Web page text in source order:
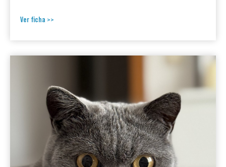
Ver ficha >>